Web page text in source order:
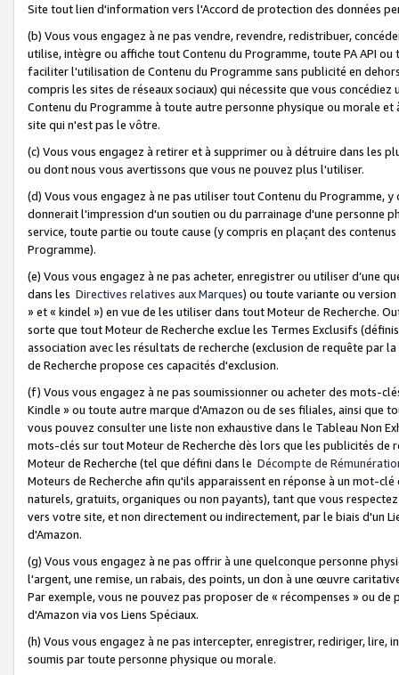
Site tout lien d'information vers l'Accord de protection des données
(b) Vous vous engagez à ne pas vendre, revendre, redistribuer,
utilise, intègre ou affiche tout Contenu du Programme, toute PA API
faciliter l'utilisation de Contenu du Programme sans publicité en
compris les sites de réseaux sociaux) qui nécessite que vous
Contenu du Programme à toute autre personne physique ou morale
site qui n'est pas le vôtre.
(c) Vous vous engagez à retirer et à supprimer ou à détruire dans les
ou dont nous vous avertissons que vous ne pouvez plus l'utiliser.
(d) Vous vous engagez à ne pas utiliser tout Contenu du Programme,
donnerait l'impression d'un soutien ou du parrainage d'une personne
service, toute partie ou toute cause (y compris en plaçant des
Programme).
(e) Vous vous engagez à ne pas acheter, enregistrer ou utiliser d’une
dans les Directives relatives aux Marques) ou toute variante ou
» et « kindel ») en vue de les utiliser dans tout Moteur de Recherche.
sorte que tout Moteur de Recherche exclue les Termes Exclusifs
association avec les résultats de recherche (exclusion de requête
de Recherche propose ces capacités d'exclusion.
(f) Vous vous engagez à ne pas soumissionner ou acheter des mots-
Kindle » ou toute autre marque d'Amazon ou de ses filiales, ainsi que
vous pouvez consulter une liste non exhaustive dans le Tableau Non
mots-clés sur tout Moteur de Recherche dès lors que les publicités de
Moteur de Recherche (tel que défini dans le Décompte de
Moteurs de Recherche afin qu'ils apparaissent en réponse à un mot-
naturels, gratuits, organiques ou non payants), tant que vous
vers votre site, et non directement ou indirectement, par le biais d'un
d'Amazon.
(g) Vous vous engagez à ne pas offrir à une quelconque personne
l'argent, une remise, un rabais, des points, un don à une œuvre
Par exemple, vous ne pouvez pas proposer de « récompenses » ou
d'Amazon via vos Liens Spéciaux.
(h) Vous vous engagez à ne pas intercepter, enregistrer, rediriger,
soumis par toute personne physique ou morale.